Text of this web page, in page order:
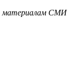
материалам СМИ